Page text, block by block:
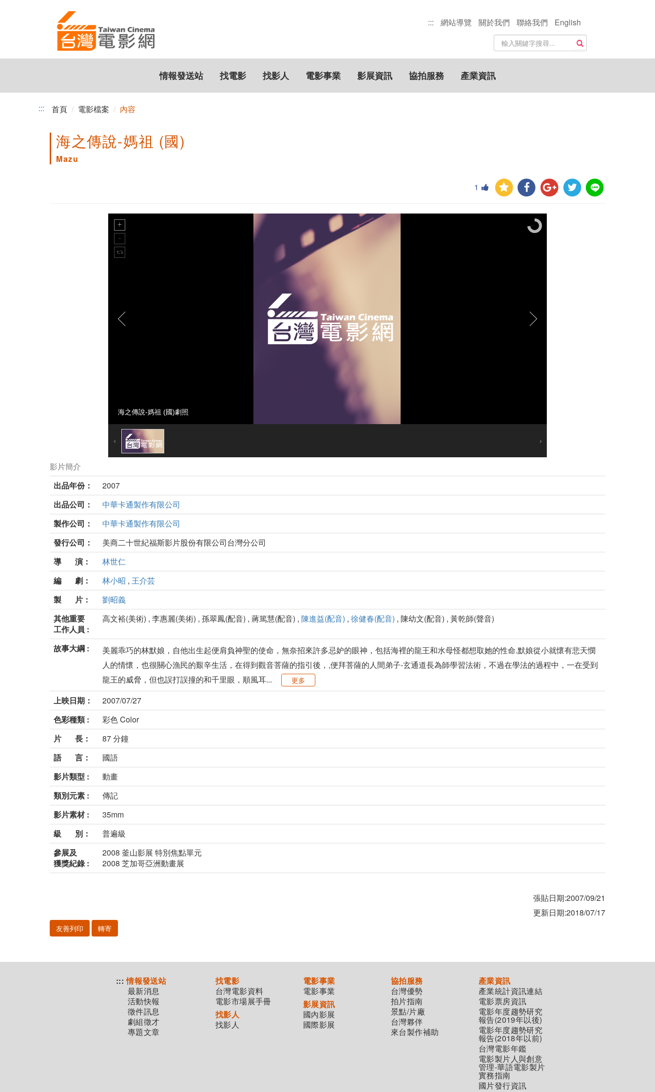
::: 網站導覽 關於我們 聯絡我們
English
站
內
搜
尋
關
鍵
搜尋
情報發送站 找電影 找影人 電影事業 影展資訊 協拍服務 產業資訊
::: 首頁 電影檔案 內容
海之傳說-媽祖 (國)
Mazu
1
海之傳說-媽祖 (國)劇照
影片簡介
出品年份：
2007
出品公司：
中華卡通製作有限公司
製作公司：
中華卡通製作有限公司
發行公司：
美商二十世紀福斯影片股份有限公司台灣分公司
導 演：
林世仁
編 劇：
林小昭 , 王介芸
製 片：
劉昭義
其他重要
工作人員 :
高文裕(美術) , 李惠麗(美術) , 孫翠鳳(配音) , 蔣篤慧(配音) , 陳進益(配音) , 徐健春(配音) , 陳幼文(配音) , 黃乾師(聲音)
故事大綱 :
美麗乖巧的林默娘，自他出生起便肩負神聖的使命，無奈招來許多忌妒的眼神，包括海裡的龍王和水母怪都想取她的性命.默娘從小就懷有悲天憫
人的情懷，也很關心漁民的艱辛生活，在得到觀音菩薩的指引後，,便拜菩薩的人間弟子-玄通道長為師學習法術，不過在學法的過程中，一在受到
龍王的威脅，但也誤打誤撞的和千里眼，順風耳...
更多
上映日期：
2007/07/27
色彩種類 :
彩色 Color
片 長：
87 分鐘
語 言：
國語
影片類型 :
動畫
類別元素 :
傳記
影片素材 :
35mm
級 別：
普遍級
參展及
獲獎紀錄 :
2008 釜山影展 特別焦點單元
2008 芝加哥亞洲動畫展
張貼日期:2007/09/21
更新日期:2018/07/17
友善列印 轉寄
::: 情報發送站
最新消息
活動快報
徵件訊息
劇組徵才
專題文章
找電影
台灣電影資料
電影市場展手冊
找影人
找影人
電影事業
電影事業
影展資訊
國內影展
國際影展
協拍服務
台灣優勢
拍片指南
景點/片廠
台灣夥伴
來台製作補助
產業資訊
產業統計資訊連結
電影票房資訊
電影年度趨勢研究
報告(2019年以後)
電影年度趨勢研究
報告(2018年以前)
台灣電影年鑑
電影製片人與創意
管理-華語電影製片
實務指南
國片發行資訊